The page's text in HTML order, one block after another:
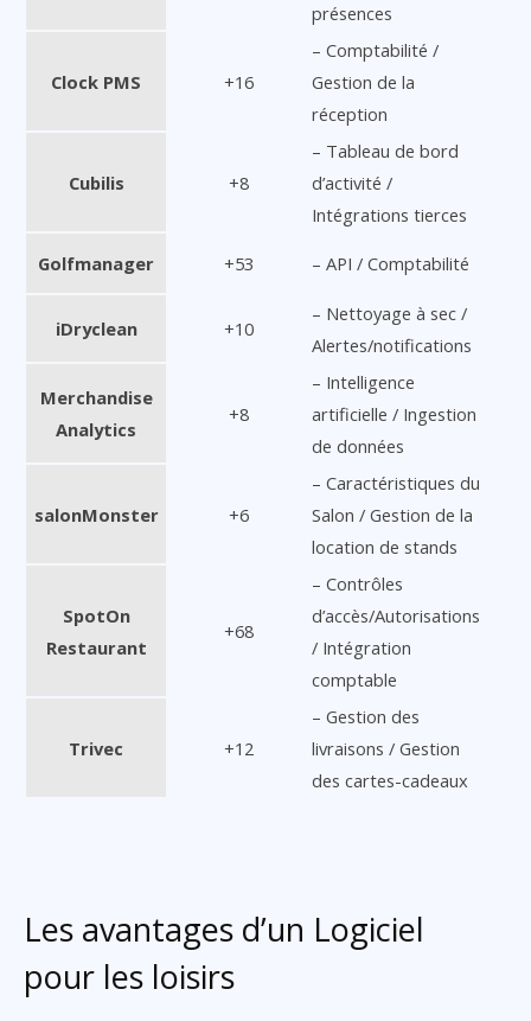
présences
Clock PMS +16
– Comptabilité /
Gestion de la
réception
Cubilis +8
– Tableau de bord
d’activité /
Intégrations tierces
Golfmanager +53 – API / Comptabilité
iDryclean +10
– Nettoyage à sec /
Alertes/notifications
Merchandise
Analytics
+8
– Intelligence
artificielle / Ingestion
de données
salonMonster +6
– Caractéristiques du
Salon / Gestion de la
location de stands
SpotOn
Restaurant
+68
– Contrôles
d’accès/Autorisations
/ Intégration
comptable
Trivec +12
– Gestion des
livraisons / Gestion
des cartes-cadeaux
Les avantages d’un Logiciel
pour les loisirs